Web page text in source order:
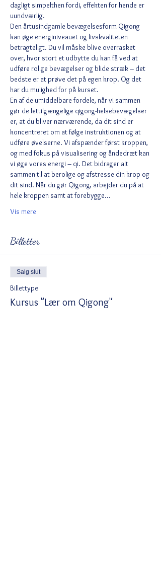
dagligt simpelthen fordi, effekten for hende er
uundværlig.
Den årtusindgamle bevægelsesform Qigong
kan øge energiniveauet og livskvaliteten
betragteligt. Du vil måske blive overrasket
over, hvor stort et udbytte du kan få ved at
udføre rolige bevægelser og blide stræk – det
bedste er at prøve det på egen krop. Og det
har du mulighed for på kurset.
En af de umiddelbare fordele, når vi sammen
gør de lettilgængelige qigong-helsebevægelser
er, at du bliver nærværende, da dit sind er
koncentreret om at følge instruktionen og at
udføre øvelserne. Vi afspænder først kroppen,
og med fokus på visualisering og åndedræt kan
vi øge vores energi – qi. Det bidrager alt
sammen til at berolige og afstresse din krop og
dit sind. Når du gør Qigong, arbejder du på at
hele kroppen samt at forebygge…
Vis mere
Billetter
Salg slut
Billettype
Kursus "Lær om Qigong"